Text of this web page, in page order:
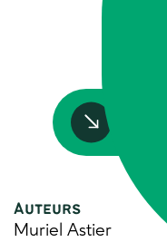
Auteurs
Muriel Astier